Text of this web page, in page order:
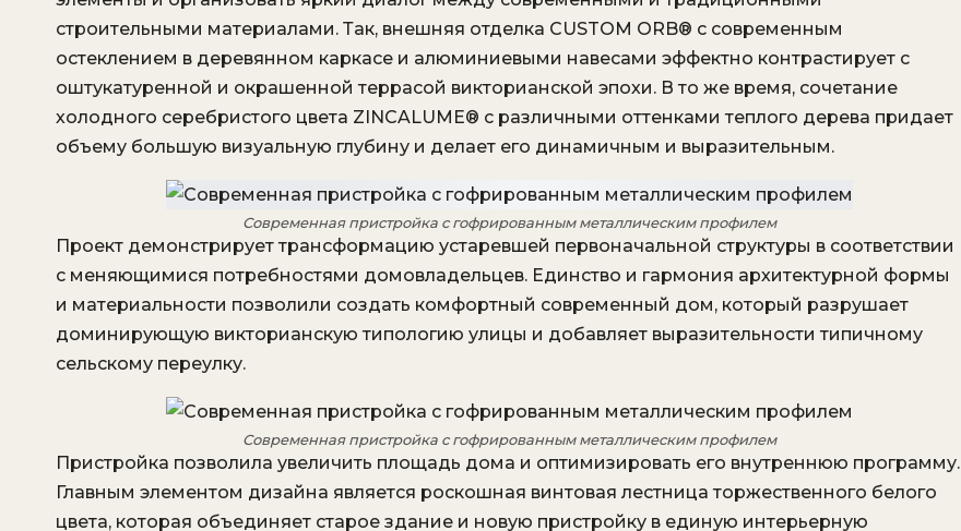
строительными материалами. Так, внешняя отделка CUSTOM ORB® с современным
остеклением в деревянном каркасе и алюминиевыми навесами эффектно контрастирует с
оштукатуренной и окрашенной террасой викторианской эпохи. В то же время, сочетание
холодного серебристого цвета ZINCALUME® с различными оттенками теплого дерева придает
объему большую визуальную глубину и делает его динамичным и выразительным.
Современная пристройка с гофрированным металлическим профилем
Проект демонстрирует трансформацию устаревшей первоначальной структуры в соответствии
с меняющимися потребностями домовладельцев. Единство и гармония архитектурной формы
и материальности позволили создать комфортный современный дом, который разрушает
доминирующую викторианскую типологию улицы и добавляет выразительности типичному
сельскому переулку.
Современная пристройка с гофрированным металлическим профилем
Пристройка позволила увеличить площадь дома и оптимизировать его внутреннюю программу.
Главным элементом дизайна является роскошная винтовая лестница торжественного белого
цвета, которая объединяет старое здание и новую пристройку в единую интерьерную